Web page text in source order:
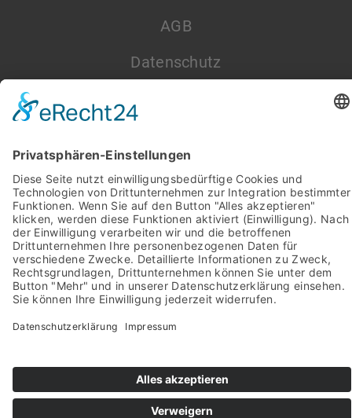
AGB
Datenschutz
Pictures from:
www.freepik.com
© 2022-2026 stein-mosaik.de